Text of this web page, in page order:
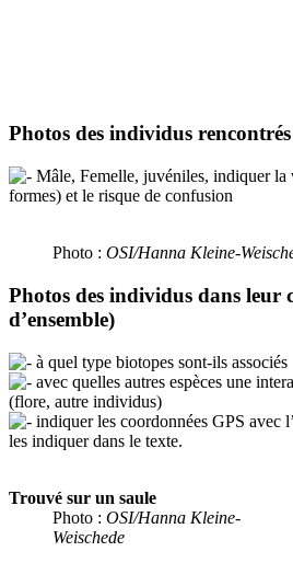
Photos des individus rencontrés
Mâle, Femelle, juvéniles, indiquer la
formes) et le risque de confusion
Photo : OSI/Hanna Kleine-
Photos des individus dans leur
d’ensemble)
à quel type biotopes sont-ils associés
avec quelles autres espèces une
(flore, autre individus)
indiquer les coordonnées GPS avec
les indiquer dans le texte.
Trouvé sur un saule
Photo : OSI/Hanna Kleine-
Weischede